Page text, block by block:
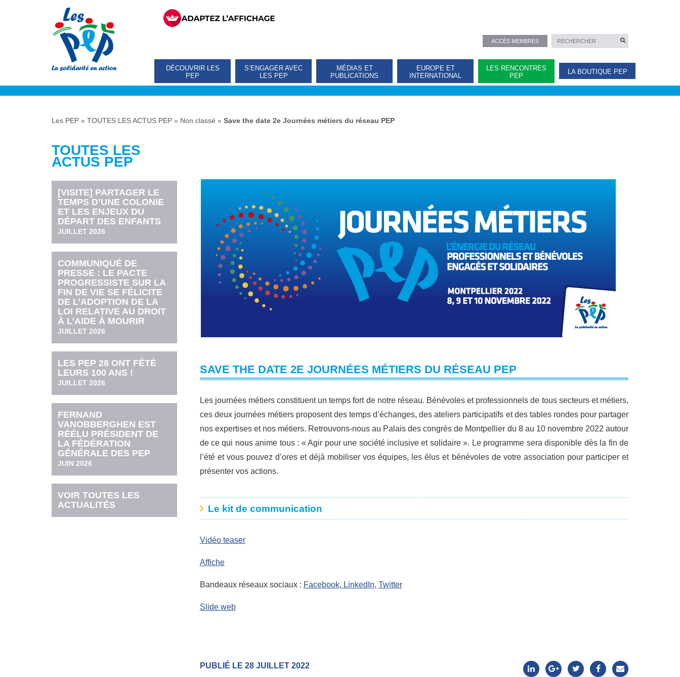
ACCÈS MEMBRES
DÉCOUVRIR LES
PEP
S’ENGAGER AVEC
LES PEP
MÉDIAS ET
PUBLICATIONS
EUROPE ET
INTERNATIONAL
LES RENCONTRES
PEP
LA BOUTIQUE PEP
Les PEP » TOUTES LES ACTUS PEP » Non classé » Save the date 2e Journées métiers du réseau PEP
TOUTES LES
ACTUS PEP
[VISITE] PARTAGER LE
TEMPS D’UNE COLONIE
ET LES ENJEUX DU
DÉPART DES ENFANTS
JUILLET 2026
COMMUNIQUÉ DE
PRESSE : LE PACTE
PROGRESSISTE SUR LA
FIN DE VIE SE FÉLICITE
DE L’ADOPTION DE LA
LOI RELATIVE AU DROIT
À L’AIDE À MOURIR
JUILLET 2026
LES PEP 28 ONT FÊTÉ
LEURS 100 ANS !
JUILLET 2026
FERNAND
VANOBBERGHEN EST
RÉÉLU PRÉSIDENT DE
LA FÉDÉRATION
GÉNÉRALE DES PEP
JUIN 2026
VOIR TOUTES LES
ACTUALITÉS
SAVE THE DATE 2E JOURNÉES MÉTIERS DU RÉSEAU PEP
Les journées métiers constituent un temps fort de notre réseau. Bénèvoles et professionnels de tous secteurs et métiers,
ces deux journées métiers proposent des temps d’échanges, des ateliers participatifs et des tables rondes pour partager
nos expertises et nos métiers. Retrouvons-nous au Palais des congrès de Montpellier du 8 au 10 novembre 2022 autour
de ce qui nous anime tous : « Agir pour une société inclusive et solidaire ». Le programme sera disponible dès la fin de
l’été et vous pouvez d’ores et déjà mobiliser vos équipes, les élus et bénévoles de votre association pour participer et
présenter vos actions.
Le kit de communication
Vidéo teaser
Affiche
Bandeaux réseaux sociaux : Facebook, LinkedIn, Twitter
Slide web
PUBLIÉ LE 28 JUILLET 2022